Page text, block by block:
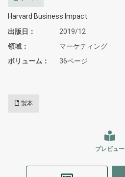
Harvard Business Impact
出版日
2019/12
領域
マーケティング
ボリューム
36ページ
製本
プレビュー